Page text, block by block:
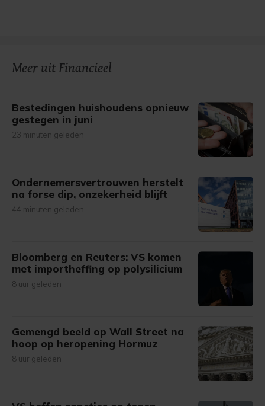
Meer uit Financieel
Bestedingen huishoudens opnieuw
gestegen in juni
23 minuten geleden
Ondernemersvertrouwen herstelt
na forse dip, onzekerheid blijft
44 minuten geleden
Bloomberg en Reuters: VS komen
met importheffing op polysilicium
8 uur geleden
Gemengd beeld op Wall Street na
hoop op heropening Hormuz
8 uur geleden